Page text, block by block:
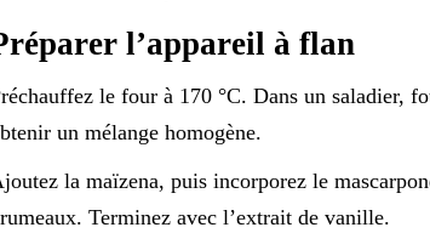
l’appareil à flan
le four à 170 °C. Dans un saladier,
un mélange homogène.
la maïzena, puis incorporez le
Terminez avec l’extrait de vanille.